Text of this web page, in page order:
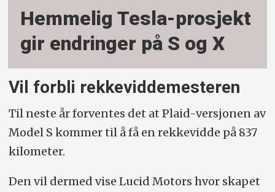
Hemmelig Tesla-prosjekt
gir endringer på S og X
Vil forbli rekkeviddemesteren
Til neste år forventes det at Plaid-versjonen av
Model S kommer til å få en rekkevidde på 837
kilometer.
Den vil dermed vise Lucid Motors hvor skapet